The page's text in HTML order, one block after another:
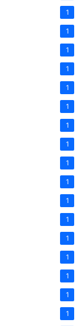
1
1
1
1
1
1
1
1
1
1
1
1
1
1
1
1
1